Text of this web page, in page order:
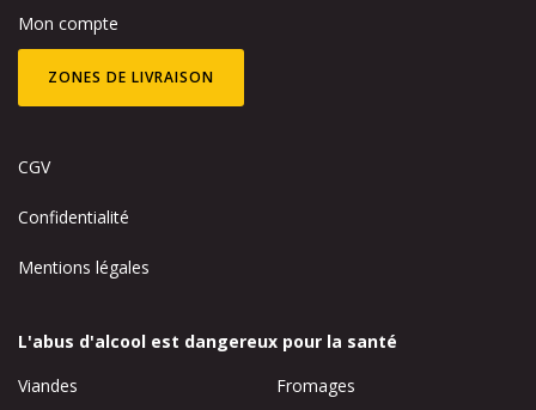
Mon compte
ZONES DE LIVRAISON
CGV
Confidentialité
Mentions légales
L'abus d'alcool est dangereux pour la santé
Viandes
Fromages